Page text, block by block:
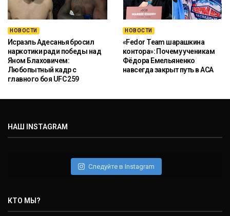
НОВОСТИ
Исраэль Адесанья бросил
наркотики ради победы над
Яном Блаховичем:
Любопытный кадр с
главного боя UFC 259
НОВОСТИ
«Fedor Team шарашкина
контора»: Почему ученикам
Фёдора Емельяненко
навсегда закрыт путь в ACA
НАШ INSTAGRAM
Следуйте в Instagram
КТО МЫ?